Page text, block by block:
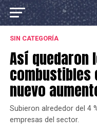
SIN CATEGORÍA
Así quedaron
combustibles
nuevo
Subieron alrededor del 4
empresas del sector.